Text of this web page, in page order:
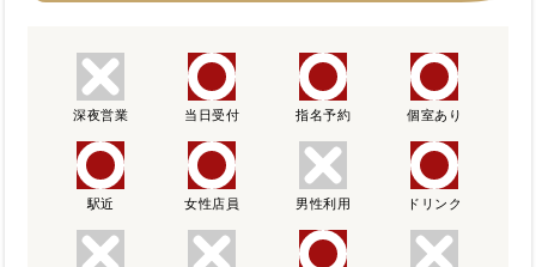
深夜営業 当日受付 指名予約 個室あり
駅近 女性店員 男性利用 ドリンク